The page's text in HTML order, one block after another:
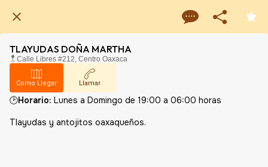
TLAYUDAS DOÑA MARTHA
Calle Libres #212, Centro Oaxaca
Como Llegar Llamar
🕑Horario: Lunes a Domingo de 19:00 a 06:00 horas
Tlayudas y antojitos oaxaqueños.